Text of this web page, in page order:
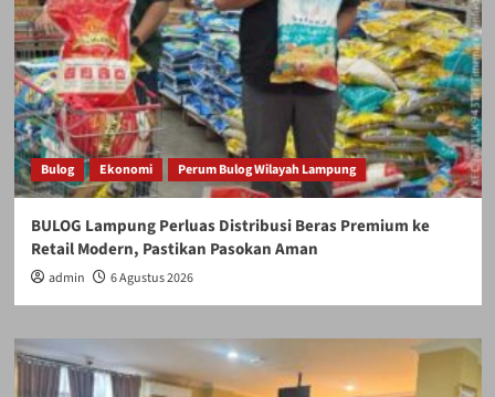
Bulog Ekonomi Perum Bulog Wilayah Lampung
BULOG Lampung Perluas Distribusi Beras Premium ke
Retail Modern, Pastikan Pasokan Aman
admin 6 Agustus 2026